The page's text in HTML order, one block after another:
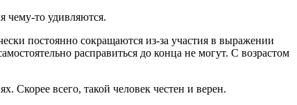
чему-то удивляются.
постоянно сокращаются из-за участия в выражении
расправиться до конца не могут. С возрастом
Скорее всего, такой человек честен и верен.